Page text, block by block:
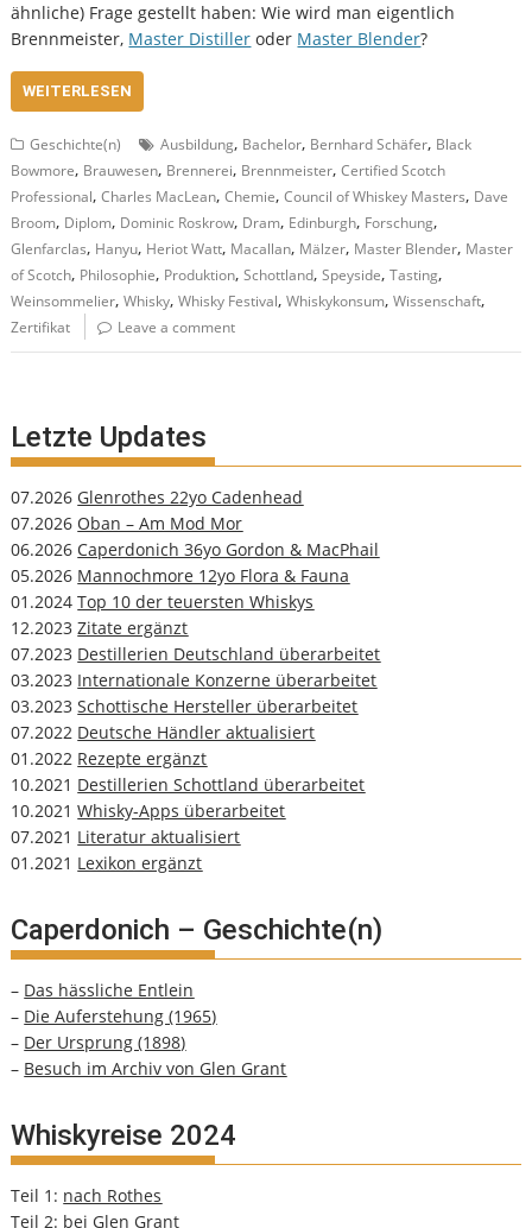
ähnliche) Frage gestellt haben: Wie wird man eigentlich
Brennmeister, Master Distiller oder Master Blender?
WEITERLESEN
Geschichte(n) Ausbildung, Bachelor, Bernhard Schäfer, Black
Bowmore, Brauwesen, Brennerei, Brennmeister,Certified Scotch
Professional,Charles MacLean,Chemie,Council of Whiskey Masters, Dave
Broom, Diplom, Dominic Roskrow, Dram, Edinburgh, Forschung,
Glenfarclas, Hanyu, Heriot Watt, Macallan, Mälzer, Master Blender, Master
of Scotch, Philosophie, Produktion,Schottland,Speyside,Tasting,
Weinsommelier,Whisky,Whisky Festival,Whiskykonsum,Wissenschaft,
Zertifikat Leave a comment
Letzte Updates
07.2026 Glenrothes 22yo Cadenhead
07.2026 Oban – Am Mod Mor
06.2026 Caperdonich 36yo Gordon & MacPhail
05.2026 Mannochmore 12yo Flora & Fauna
01.2024Top 10 der teuersten Whiskys
12.2023Zitate ergänzt
07.2023 Destillerien Deutschland überarbeitet
03.2023 Internationale Konzerne überarbeitet
03.2023Schottische Hersteller überarbeitet
07.2022 Deutsche Händler aktualisiert
01.2022 Rezepte ergänzt
10.2021 Destillerien Schottland überarbeitet
10.2021Whisky-Apps überarbeitet
07.2021 Literatur aktualisiert
01.2021 Lexikon ergänzt
Caperdonich – Geschichte(n)
– Das hässliche Entlein
– Die Auferstehung (1965)
– Der Ursprung (1898)
– Besuch im Archiv von Glen Grant
Whiskyreise 2024
Teil 1: nach Rothes
Teil 2: bei Glen Grant